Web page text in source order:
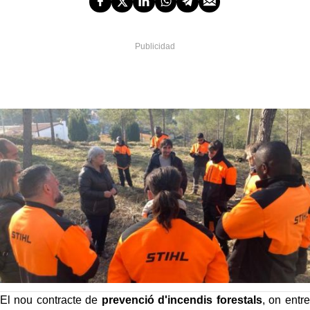
El nou contracte de prevenció d'incendis forestals, on entre